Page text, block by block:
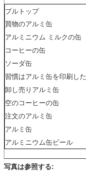
プルトップ
買物のアルミ缶
アルミニウム ミルクの缶
コーヒーの缶
ソーダ缶
習慣はアルミ缶を印刷した
卸し売りアルミ缶
空のコーヒーの缶
注文のアルミ缶
アルミ缶
アルミニウム缶ビール
写真は参照する: